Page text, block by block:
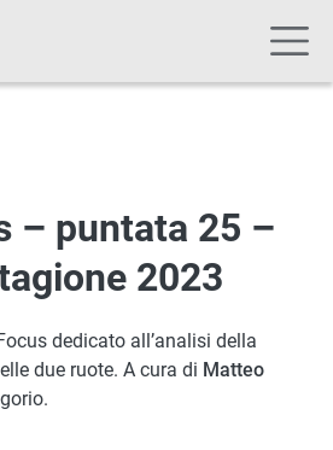
– puntata 25 –
2023
dedicato all’analisi della
due ruote. A cura di Matteo